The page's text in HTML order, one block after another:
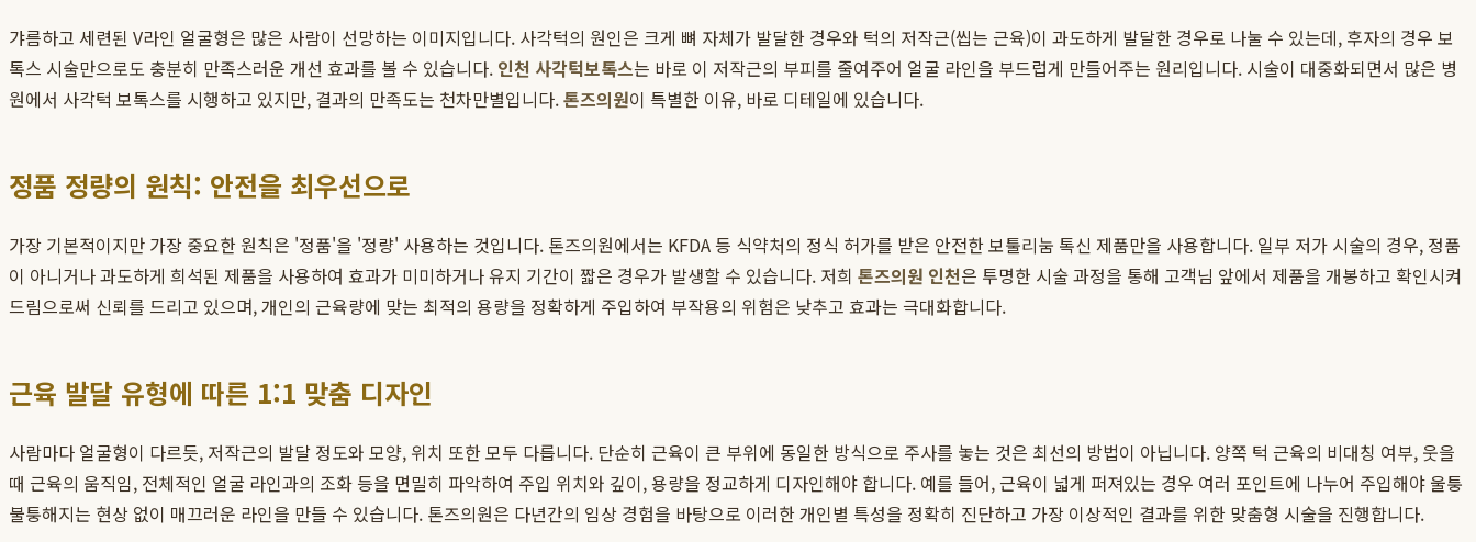
갸름하고 세련된 V라인 얼굴형은 많은 사람이 선망하는 이미지입니다. 사각턱의 원인은 크게 뼈 자체가 발달한 경우와 턱의 저작근(씹는 근육)이 과도하게 발달한 경우로 나눌 수 있는데, 후자의 경우 보
톡스 시술만으로도 충분히 만족스러운 개선 효과를 볼 수 있습니다. 인천 사각턱보톡스는 바로 이 저작근의 부피를 줄여주어 얼굴 라인을 부드럽게 만들어주는 원리입니다. 시술이 대중화되면서 많은 병
원에서 사각턱 보톡스를 시행하고 있지만, 결과의 만족도는 천차만별입니다.톤즈의원이 특별한 이유, 바로 디테일에 있습니다.
정품 정량의 원칙: 안전을 최우선으로
가장 기본적이지만 가장 중요한 원칙은 '정품'을 '정량' 사용하는 것입니다. 톤즈의원에서는 KFDA 등 식약처의 정식 허가를 받은 안전한 보툴리눔 톡신 제품만을 사용합니다. 일부 저가 시술의 경우, 정품
이 아니거나 과도하게 희석된 제품을 사용하여 효과가 미미하거나 유지 기간이 짧은 경우가 발생할 수 있습니다. 저희 톤즈의원 인천은 투명한 시술 과정을 통해 고객님 앞에서 제품을 개봉하고 확인시켜
드림으로써 신뢰를 드리고 있으며, 개인의 근육량에 맞는 최적의 용량을 정확하게 주입하여 부작용의 위험은 낮추고 효과는 극대화합니다.
근육 발달 유형에 따른 1:1 맞춤 디자인
사람마다 얼굴형이 다르듯, 저작근의 발달 정도와 모양, 위치 또한 모두 다릅니다. 단순히 근육이 큰 부위에 동일한 방식으로 주사를 놓는 것은 최선의 방법이 아닙니다. 양쪽 턱 근육의 비대칭 여부, 웃을
때 근육의 움직임, 전체적인 얼굴 라인과의 조화 등을 면밀히 파악하여 주입 위치와 깊이, 용량을 정교하게 디자인해야 합니다. 예를 들어, 근육이 넓게 퍼져있는 경우 여러 포인트에 나누어 주입해야 울퉁
불퉁해지는 현상 없이 매끄러운 라인을 만들 수 있습니다. 톤즈의원은 다년간의 임상 경험을 바탕으로 이러한 개인별 특성을 정확히 진단하고 가장 이상적인 결과를 위한 맞춤형 시술을 진행합니다.